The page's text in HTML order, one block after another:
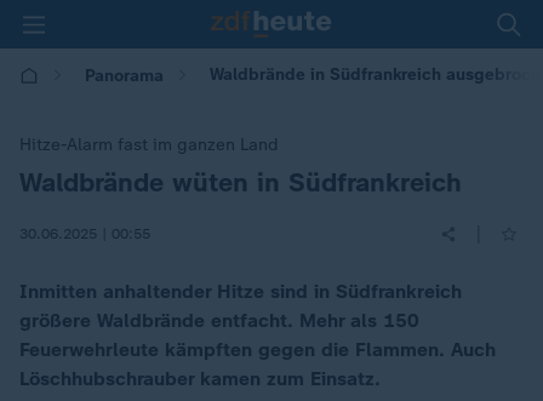
Panorama Waldbrände in Südfrankreich
Hitze-Alarm fast im ganzen Land
:
Waldbrände wüten in Südfrankreich
30.06.2025 | 00:55
Inmitten anhaltender Hitze sind in Südfrankreich
größere Waldbrände entfacht. Mehr als 150
Feuerwehrleute kämpften gegen die Flammen. Auch
Löschhubschrauber kamen zum Einsatz.